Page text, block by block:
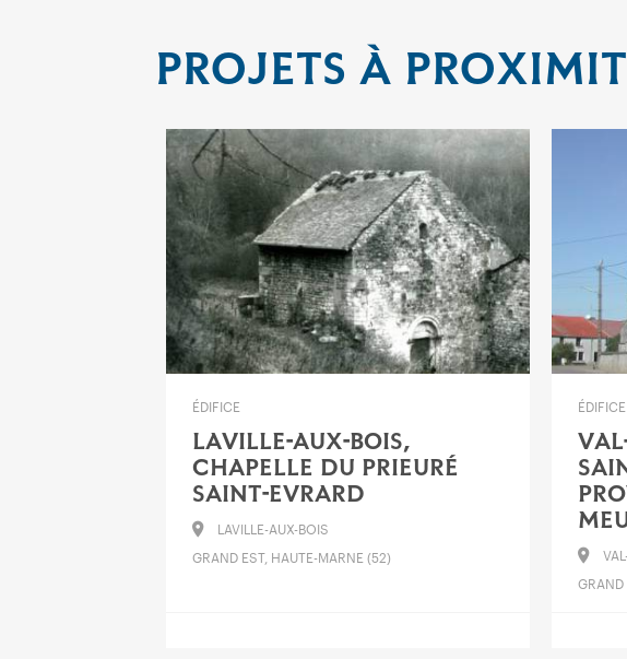
PROJETS À
ÉDIFICE
LAVILLE-AUX-BOIS,
CHAPELLE DU PRIEURÉ
SAINT-EVRARD
LAVILLE-AUX-BOIS
GRAND EST, HAUTE-MARNE (52)
ÉDIFICE
GRAND